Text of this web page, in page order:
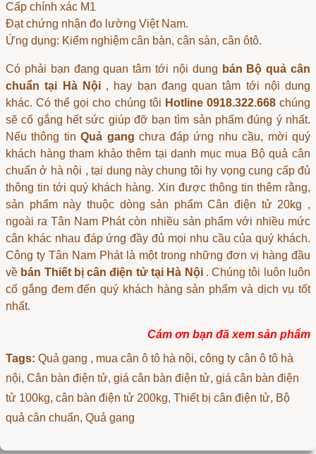
Cấp chính xác M1
Đạt chứng nhận đo lường Việt Nam.
Ứng dụng: Kiểm nghiệm cân bàn, cân sàn, cân ôtô.
Có phải bạn đang quan tâm tới nội dung bán Bộ quả cân
chuẩn tại Hà Nội, hay bạn đang quan tâm tới nội dung
khác. Có thể gọi cho chúng tôi Hotline 0918.322.668chúng
sẽ cố gắng hết sức giúp đỡ bạn tìm sản phẩm đúng ý nhất.
Nếu thông tinQuả gangchưa đáp ứng nhu cầu, mời quý
khách hàng tham khảo thêm tại danh mục mua Bộ quả cân
chuẩn ở hà nội , tại dung này chung tôi hy vọng cung cấp đủ
thông tin tới quý khách hàng. Xin được thông tin thêm rằng,
sản phẩm này thuộc dòng sản phẩmCân điện tử 20kg ,
ngoài ra Tân Nam Phát còn nhiều sản phẩm với nhiều mức
cân khác nhau đáp ứng đầy đủ mọi nhu cầu của quý khách.
Công ty Tân Nam Phát là một trong những đơn vị hàng đầu
về bán Thiết bị cân điện tử tại Hà Nội. Chúng tôi luôn luôn
cố gắng đem đến quý khách hàng sản phẩm và dịch vụ tốt
nhất.
Cám ơn bạn đã xem sản phẩm
Tags: Quả gang , mua cân ô tô hà nội, công ty cân ô tô hà
nội, Cân bàn điện tử, giá cân bàn điện tử, giá cân bàn điện
tử 100kg, cân bàn điện tử 200kg, Thiết bị cân điện tử, Bộ
quả cân chuẩn, Quả gang